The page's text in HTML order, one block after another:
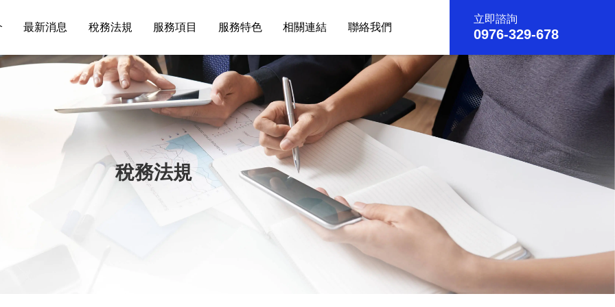
最新消息 稅務法規 服務項目 服務特色 相關連結 聯絡我們
立即諮詢
0976-329-678
稅務法規